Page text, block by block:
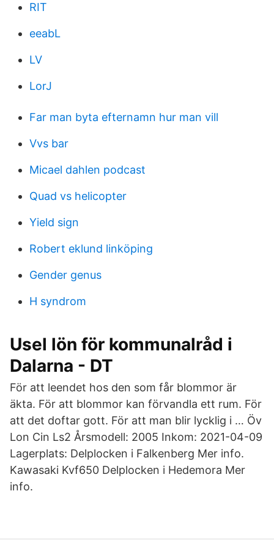
RIT
eeabL
LV
LorJ
Far man byta efternamn hur man vill
Vvs bar
Micael dahlen podcast
Quad vs helicopter
Yield sign
Robert eklund linköping
Gender genus
H syndrom
Usel lön för kommunalråd i
Dalarna - DT
För att leendet hos den som får blommor är
äkta. För att blommor kan förvandla ett rum. För
att det doftar gott. För att man blir lycklig i … Öv
Lon Cin Ls2 Årsmodell: 2005 Inkom: 2021-04-09
Lagerplats: Delplocken i Falkenberg Mer info.
Kawasaki Kvf650 Delplocken i Hedemora Mer
info.